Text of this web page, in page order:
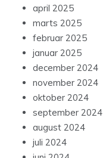
april 2025
marts 2025
februar 2025
januar 2025
december 2024
november 2024
oktober 2024
september 2024
august 2024
juli 2024